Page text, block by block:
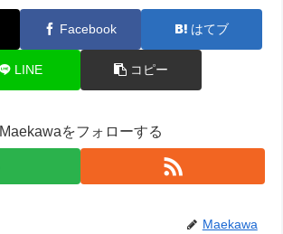
Facebook はてブ
LINE コピー
Maekawaをフォローする
Maekawa